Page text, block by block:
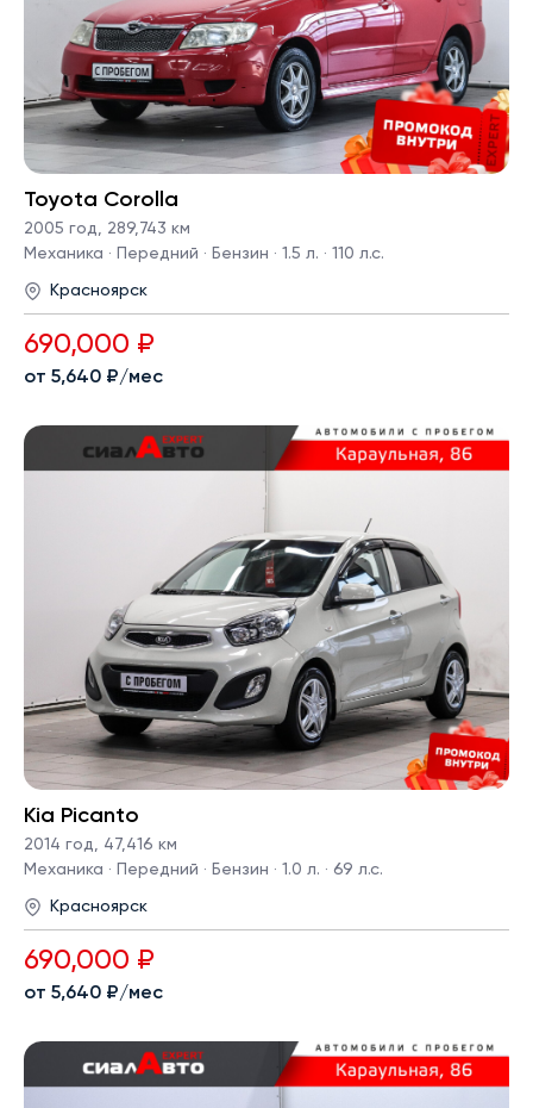
Toyota Corolla
2005 год, 289,743 км
Механика · Передний · Бензин · 1.5 л. · 110 л.с.
Красноярск
690,000 ₽
от 5,640 ₽/мес
Kia Picanto
2014 год, 47,416 км
Механика · Передний · Бензин · 1.0 л. · 69 л.с.
Красноярск
690,000 ₽
от 5,640 ₽/мес